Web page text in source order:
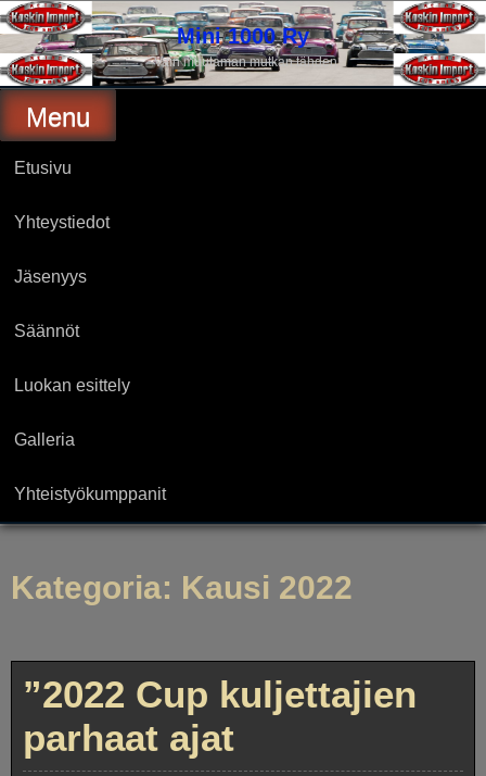
Skip
to
content
Mini 1000 Ry
Vain muutaman mutkan tähden
Menu
Etusivu
Yhteystiedot
Jäsenyys
Säännöt
Luokan esittely
Galleria
Yhteistyökumppanit
Kategoria: Kausi 2022
”2022 Cup kuljettajien
parhaat ajat